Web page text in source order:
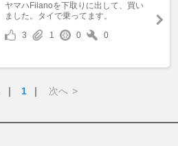
ヤマハFilanoを下取りに出して、買い
ました。タイで乗ってます。
3
1 0 0
｜ 1 ｜ 次へ >